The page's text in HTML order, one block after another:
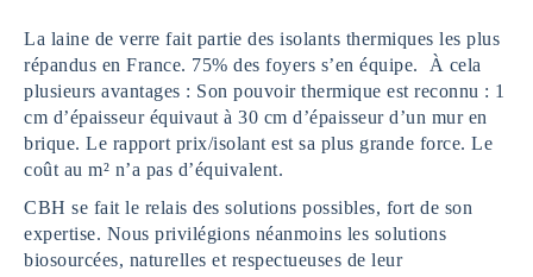
La laine de verre fait partie des isolants thermiques les plus
répandus en France. 75% des foyers s’en équipe. À cela
plusieurs avantages : Son pouvoir thermique est reconnu : 1
cm d’épaisseur équivaut à 30 cm d’épaisseur d’un mur en
brique. Le rapport prix/isolant est sa plus grande force. Le
coût au m² n’a pas d’équivalent.
CBH se fait le relais des solutions possibles, fort de son
expertise. Nous privilégions néanmoins les solutions
biosourcées, naturelles et respectueuses de leur